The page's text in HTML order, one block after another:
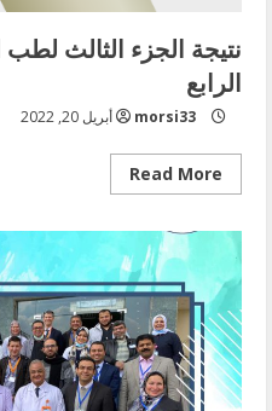
نتيجة الجزء الثالث
الرابع
morsi33 أبريل 20, 2022
Read More
Read
more
الجزء
الثالث
لطب
الأسرة
المؤهل
للجزء
الرابع